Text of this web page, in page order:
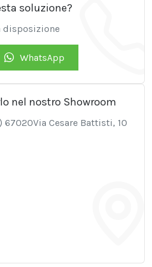
soluzione?
disposizione
WhatsApp
nel nostro Showroom
67020Via Cesare Battisti, 10